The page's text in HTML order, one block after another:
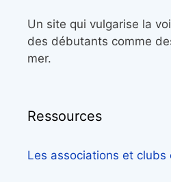
Un site qui vulgarise la
des débutants comme
mer.
Ressources
Les associations et clubs